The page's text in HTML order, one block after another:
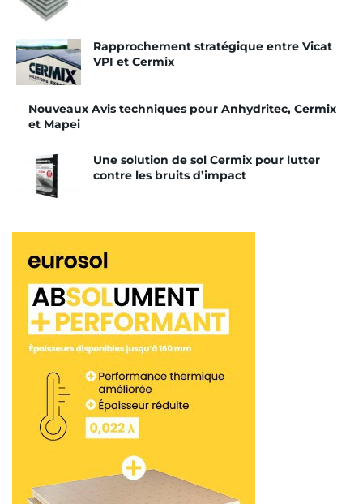
d’accompagner la stratégie de croissance de la
transformation de l’entreprise face aux enjeux de
demain : innovation et lancement de nouveaux
évolution des services apportés aux clients,
investissements dans les infrastructures et essor à
l’international.
Tags: Cermix
Rapprochement stratégique entre Vicat
VPI et Cermix
Nouveaux Avis techniques pour Anhydritec, Cermix
et Mapei
Une solution de sol Cermix pour lutter
contre les bruits d’impact